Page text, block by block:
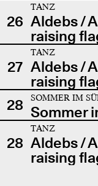
26
TANZ
Aldebs /
raising
27
TANZ
Aldebs /
raising
28
SOMMER IM
Sommer
28
TANZ
Aldebs /
raising